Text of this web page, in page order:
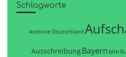
Schlagworte
Antenne Deutschland
AusschreibungBayern blm